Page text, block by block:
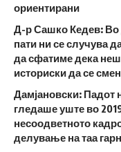
ориентирани
Д-р Сашко Кедев: Во
пати ни се случува
да сфатиме дека
историски да се
Дамјановски: Падот
гледаше уште во
несоодветното
делување на таа